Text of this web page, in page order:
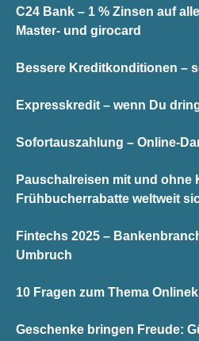
C24 Bank – 1 % Zinsen auf
Master- und girocard
Bessere Kreditkonditionen –
Expresskredit – wenn Du
Sofortauszahlung – Online-
Pauschalreisen mit und ohne
Frühbucherrabatte weltweit
Fintechs 2025 –
Umbruch
10 Fragen zum Thema
Geschenke bringen Freude: